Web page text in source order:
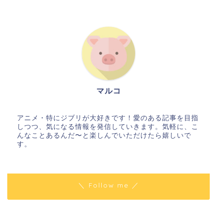
マルコ
アニメ・特にジブリが大好きです！愛のある記事を目指
しつつ、気になる情報を発信していきます。気軽に、こ
んなことあるんだ〜と楽しんでいただけたら嬉しいで
す。
＼ Follow me ／